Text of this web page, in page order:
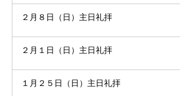
２月８日（日）主日礼拝
２月１日（日）主日礼拝
１月２５日（日）主日礼拝